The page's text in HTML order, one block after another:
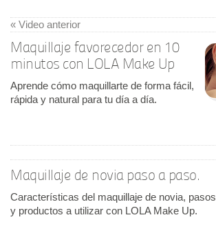
« Video anterior
Maquillaje favorecedor en 10
minutos con LOLA Make Up
Aprende cómo maquillarte de forma fácil,
rápida y natural para tu día a día.
Maquillaje de novia paso a paso.
Características del maquillaje de novia, pasos
y productos a utilizar con LOLA Make Up.